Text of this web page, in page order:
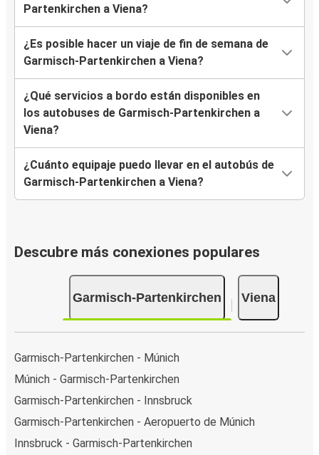
Partenkirchen a Viena?
¿Es posible hacer un viaje de fin de semana de
Garmisch-Partenkirchen a Viena?
¿Qué servicios a bordo están disponibles en
los autobuses de Garmisch-Partenkirchen a
Viena?
¿Cuánto equipaje puedo llevar en el autobús de
Garmisch-Partenkirchen a Viena?
Descubre más conexiones populares
Garmisch-Partenkirchen Viena
Garmisch-Partenkirchen - Múnich
Múnich - Garmisch-Partenkirchen
Garmisch-Partenkirchen - Innsbruck
Garmisch-Partenkirchen - Aeropuerto de Múnich
Innsbruck - Garmisch-Partenkirchen